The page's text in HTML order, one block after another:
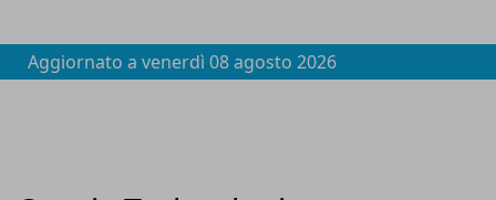
Aggiornato a venerdì 08 agosto 2026